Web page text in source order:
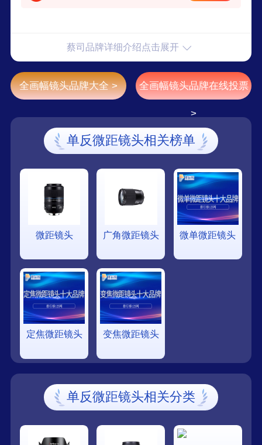
蔡司品牌详细介绍点击展开
全画幅镜头品牌大全 > 全画幅镜头品牌在线投票
>
单反微距镜头相关榜单
微距镜头 广角微距镜头 微单微距镜头
定焦微距镜头 变焦微距镜头
单反微距镜头相关分类